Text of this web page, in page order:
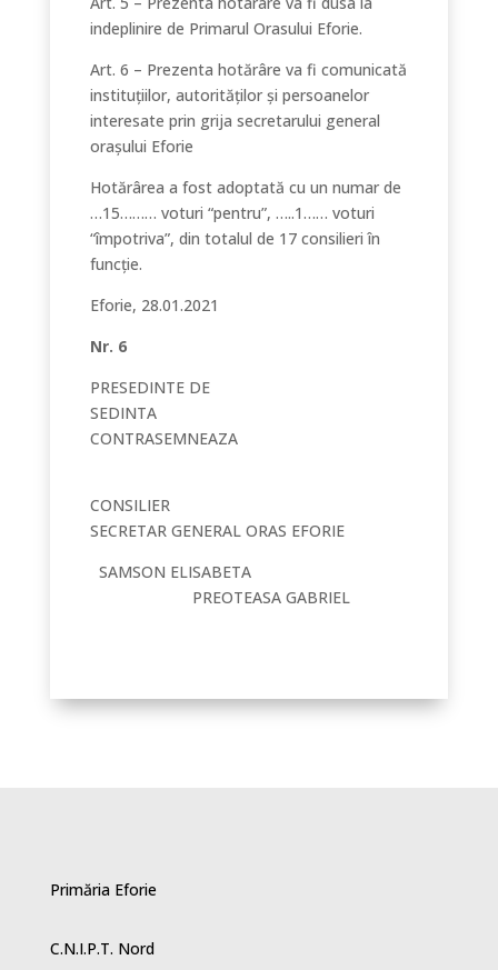
indeplinire de Primarul Orasului Eforie.
Art. 6 – Prezenta hotărâre va fi comunicată
instituțiilor, autorităților și persoanelor
interesate prin grija secretarului general
oraşului Eforie
Hotărârea a fost adoptată cu un numar de
…15……… voturi “pentru”, …..1…… voturi
“împotriva”, din totalul de 17 consilieri în
funcție.
Eforie, 28.01.2021
Nr. 6
PRESEDINTE DE
SEDINTA
CONTRASEMNEAZA
CONSILIER
SECRETAR GENERAL ORAS EFORIE
SAMSON ELISABETA
PREOTEASA GABRIEL
Primăria Eforie
C.N.I.P.T. Nord